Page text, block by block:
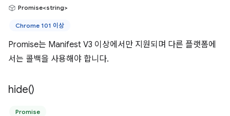
Promise<string>
Chrome 101 이상
Promise는 Manifest V3 이상에서만 지원되며 다른 플랫폼에
서는 콜백을 사용해야 합니다.
hide()
Promise